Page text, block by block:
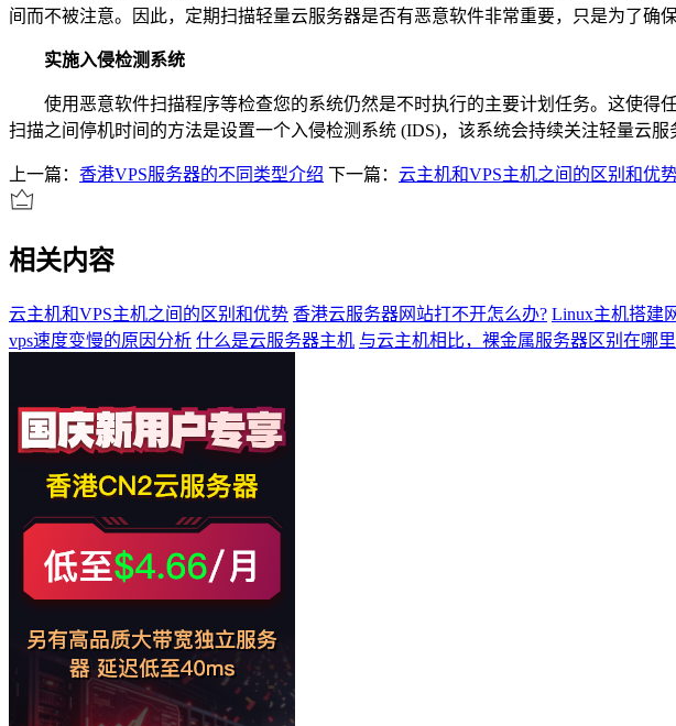
间而不被注意。因此，定期扫描轻量云服务器是否有恶意软件非常重要，只是为了确
实施入侵检测系统
使用恶意软件扫描程序等检查您的系统仍然是不时执行的主要计划任务。这使得
扫描之间停机时间的方法是设置一个入侵检测系统 (IDS)，该系统会持续关注轻量云服
上一篇： 香港VPS服务器的不同类型介绍 下一篇： 云主机和VPS主机之间的区别和优
相关内容
云主机和VPS主机之间的区别和优势 香港云服务器网站打不开怎么办? Linux主机搭建
vps速度变慢的原因分析 什么是云服务器主机 与云主机相比，裸金属服务器区别在哪